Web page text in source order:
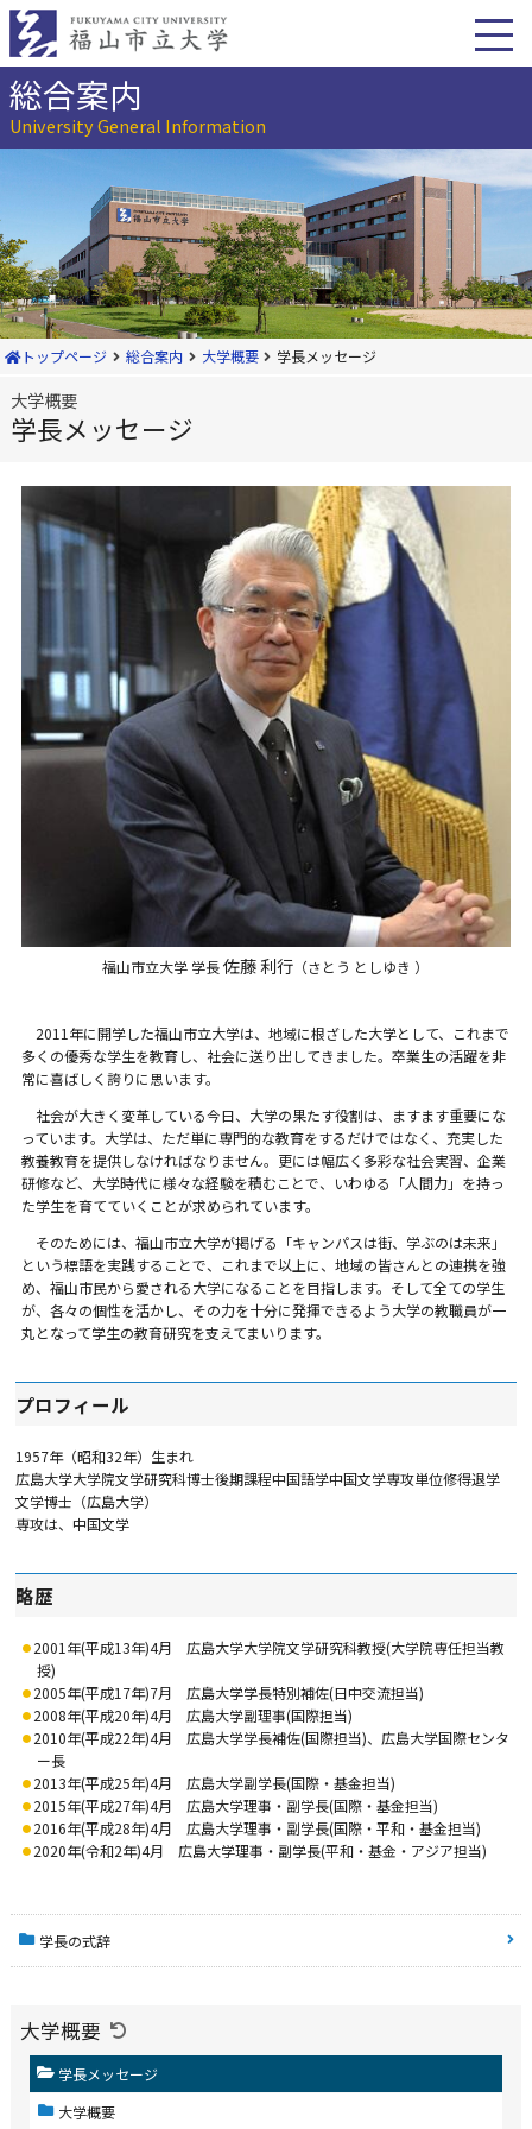
本
へ
動総合案内
University General Information
トップページ 総合案内 大学概要 学長メッセージ
大学概要
学長メッセージ
福山市立大学 学長佐藤 利行 （さとう としゆき ）
2011年に開学した福山市立大学は、地域に根ざした大学として、これまで
多くの優秀な学生を教育し、社会に送り出してきました。卒業生の活躍を非
常に喜ばしく誇りに思います。
社会が大きく変革している今日、大学の果たす役割は、ますます重要にな
っています。大学は、ただ単に専門的な教育をするだけではなく、充実した
教養教育を提供しなければなりません。更には幅広く多彩な社会実習、企業
研修など、大学時代に様々な経験を積むことで、いわゆる「人間力」を持っ
た学生を育てていくことが求められています。
そのためには、福山市立大学が掲げる「キャンパスは街、学ぶのは未来」
という標語を実践することで、これまで以上に、地域の皆さんとの連携を強
め、福山市民から愛される大学になることを目指します。そして全ての学生
が、各々の個性を活かし、その力を十分に発揮できるよう大学の教職員が一
丸となって学生の教育研究を支えてまいります。
プロフィール
1957年（昭和32年）生まれ
広島大学大学院文学研究科博士後期課程中国語学中国文学専攻単位修得退学
文学博士（広島大学）
専攻は、中国文学
略歴
2001年(平成13年)4月 広島大学大学院文学研究科教授(大学院専任担当教
授)
2005年(平成17年)7月 広島大学学長特別補佐(日中交流担当)
2008年(平成20年)4月 広島大学副理事(国際担当)
2010年(平成22年)4月 広島大学学長補佐(国際担当)、広島大学国際センタ
ー長
2013年(平成25年)4月 広島大学副学長(国際・基金担当)
2015年(平成27年)4月 広島大学理事・副学長(国際・基金担当)
2016年(平成28年)4月 広島大学理事・副学長(国際・平和・基金担当)
2020年(令和2年)4月 広島大学理事・副学長(平和・基金・アジア担当)
学長の式辞
大学概要
学長メッセージ
大学概要